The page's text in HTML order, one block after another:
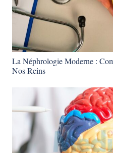
La Néphrologie Moderne :
Nos Reins